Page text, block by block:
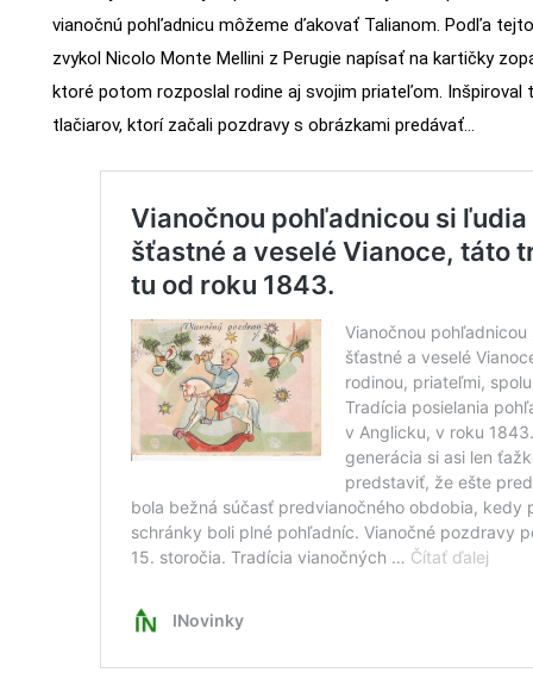
vianočnú pohľadnicu môžeme ďakovať Talianom. Podľa
zvykol Nicolo Monte Mellini z Perugie napísať na kartičky
ktoré potom rozposlal rodine aj svojim priateľom. Inšpiroval
tlačiarov, ktorí začali pozdravy s obrázkami predávať…